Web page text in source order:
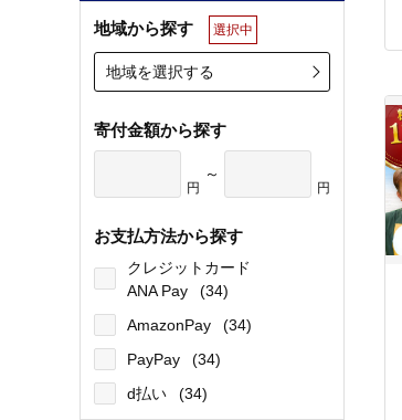
地域から探す 選択中
地域を選択する
寄付金額から探す
円
～
円
お支払方法から探す
クレジットカード
ANA Pay
(34)
AmazonPay
(34)
PayPay
(34)
d払い
(34)